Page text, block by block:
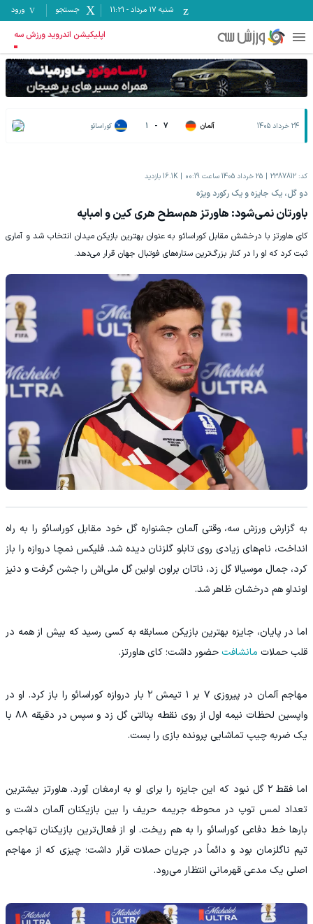
شنبه ۱۷ مرداد -
11:21 جستجو ورود
اپلیکیشن اندروید ورزش سه
24 خرداد 1405 آلمان 7
-
1 کوراسائو
کد: 2387812 25 خرداد 1405 ساعت 00:19 16.1K بازدید
دو گل، یک جایزه و یک رکورد ویژه
باورتان نمی‌شود: هاورتز هم‌سطح هری کین و امباپه
کای هاورتز با درخشش مقابل کوراسائو به عنوان بهترین بازیکن میدان انتخاب شد و آماری
ثبت کرد که او را در کنار بزرگ‌ترین ستاره‌های فوتبال جهان قرار می‌دهد.
به گزارش ورزش سه، وقتی آلمان جشنواره گل خود مقابل کوراسائو را به راه
انداخت، نام‌های زیادی روی تابلو گلزنان دیده شد. فلیکس نمچا دروازه را باز
کرد، جمال موسیالا گل زد، ناتان براون اولین گل ملی‌اش را جشن گرفت و دنیز
اونداو هم درخشان ظاهر شد.
اما در پایان، جایزه بهترین بازیکن مسابقه به کسی رسید که بیش از همه در
قلب حملات مانشافت حضور داشت؛ کای هاورتز.
مهاجم آلمان در پیروزی ۷ بر ۱ تیمش ۲ بار دروازه کوراسائو را باز کرد. او در
واپسین لحظات نیمه اول از روی نقطه پنالتی گل زد و سپس در دقیقه ۸۸ با
یک ضربه چیپ تماشایی پرونده بازی را بست.
اما فقط ۲ گل نبود که این جایزه را برای او به ارمغان آورد. هاورتز بیشترین
تعداد لمس توپ در محوطه جریمه حریف را بین بازیکنان آلمان داشت و
بارها خط دفاعی کوراسائو را به هم ریخت. او از فعال‌ترین بازیکنان تهاجمی
تیم ناگلزمان بود و دائماً در جریان حملات قرار داشت؛ چیزی که از مهاجم
اصلی یک مدعی قهرمانی انتظار می‌رود.